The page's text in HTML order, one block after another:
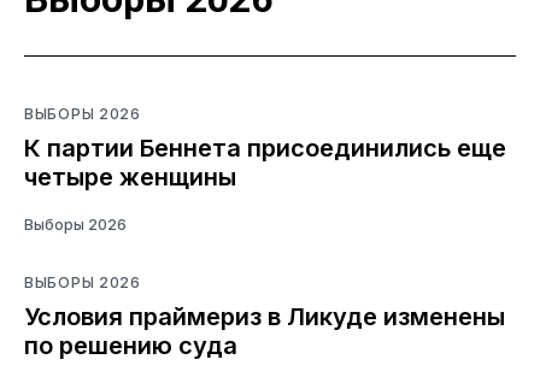
ВЫБОРЫ 2026
К партии Беннета присоединились еще
четыре женщины
Выборы 2026
ВЫБОРЫ 2026
Условия праймериз в Ликуде изменены
по решению суда